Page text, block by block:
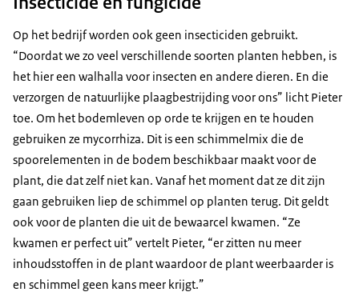
Op het bedrijf worden ook geen insecticiden gebruikt.
“Doordat we zo veel verschillende soorten planten hebben, is
het hier een walhalla voor insecten en andere dieren. En die
verzorgen de natuurlijke plaagbestrijding voor ons” licht Pieter
toe. Om het bodemleven op orde te krijgen en te houden
gebruiken ze mycorrhiza. Dit is een schimmelmix die de
spoorelementen in de bodem beschikbaar maakt voor de
plant, die dat zelf niet kan. Vanaf het moment dat ze dit zijn
gaan gebruiken liep de schimmel op planten terug. Dit geldt
ook voor de planten die uit de bewaarcel kwamen. “Ze
kwamen er perfect uit” vertelt Pieter, “er zitten nu meer
inhoudsstoffen in de plant waardoor de plant weerbaarder is
en schimmel geen kans meer krijgt.”